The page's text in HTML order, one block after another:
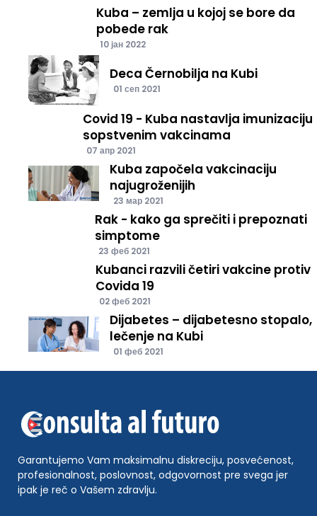
Kuba – zemlja u kojoj se bore da
pobede rak
10 јан 2022
Deca Černobilja na Kubi
01 сеп 2021
Covid 19 - Kuba nastavlja imunizaciju
sopstvenim vakcinama
07 апр 2021
Kuba započela vakcinaciju
najugroženijih
23 мар 2021
Rak - kako ga sprečiti i prepoznati
simptome
23 феб 2021
Kubanci razvili četiri vakcine protiv
Covida 19
02 феб 2021
Dijabetes – dijabetesno stopalo,
lečenje na Kubi
01 феб 2021
Garantujemo Vam maksimalnu diskreciju, posvećenost,
profesionalnost, poslovnost, odgovornost pre svega jer
ipak je reč o Vašem zdravlju.